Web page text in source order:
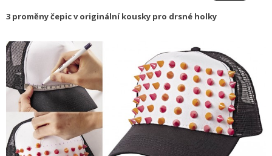
3 proměny čepic v originální kousky pro drsné holky